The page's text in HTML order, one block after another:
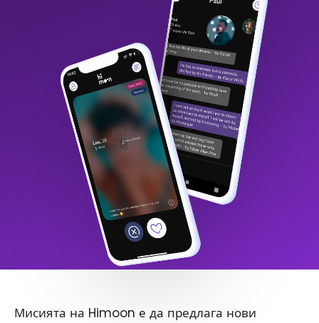
Мисията на Himoon е да предлага нови